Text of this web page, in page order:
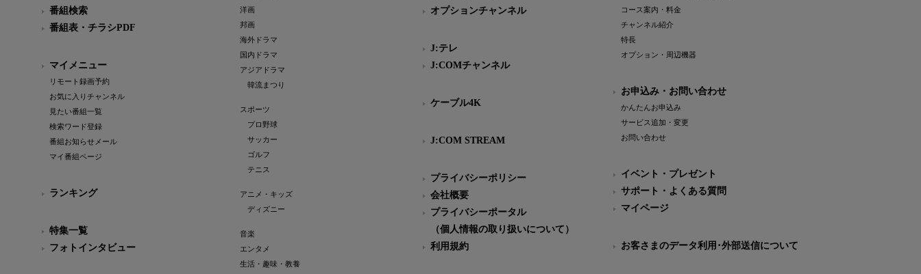
番組検索
番組表・チラシPDF
マイメニュー
リモート録画予約
お気に入りチャンネル
見たい番組一覧
検索ワード登録
番組お知らせメール
マイ番組ページ
ランキング
特集一覧
フォトインタビュー
洋画
邦画
海外ドラマ
国内ドラマ
アジアドラマ
韓流まつり
スポーツ
プロ野球
サッカー
ゴルフ
テニス
アニメ・キッズ
ディズニー
音楽
エンタメ
生活・趣味・教養
オプションチャンネル
J:テレ
J:COMチャンネル
ケーブル4K
J:COM STREAM
プライバシーポリシー
会社概要
プライバシーポータル
（個人情報の取り扱いについて）
利用規約
コース案内・料金
チャンネル紹介
特長
オプション・周辺機器
お申込み・お問い合わせ
かんたんお申込み
サービス追加・変更
お問い合わせ
イベント・プレゼント
サポート・よくある質問
マイページ
お客さまのデータ利用･外部送信について